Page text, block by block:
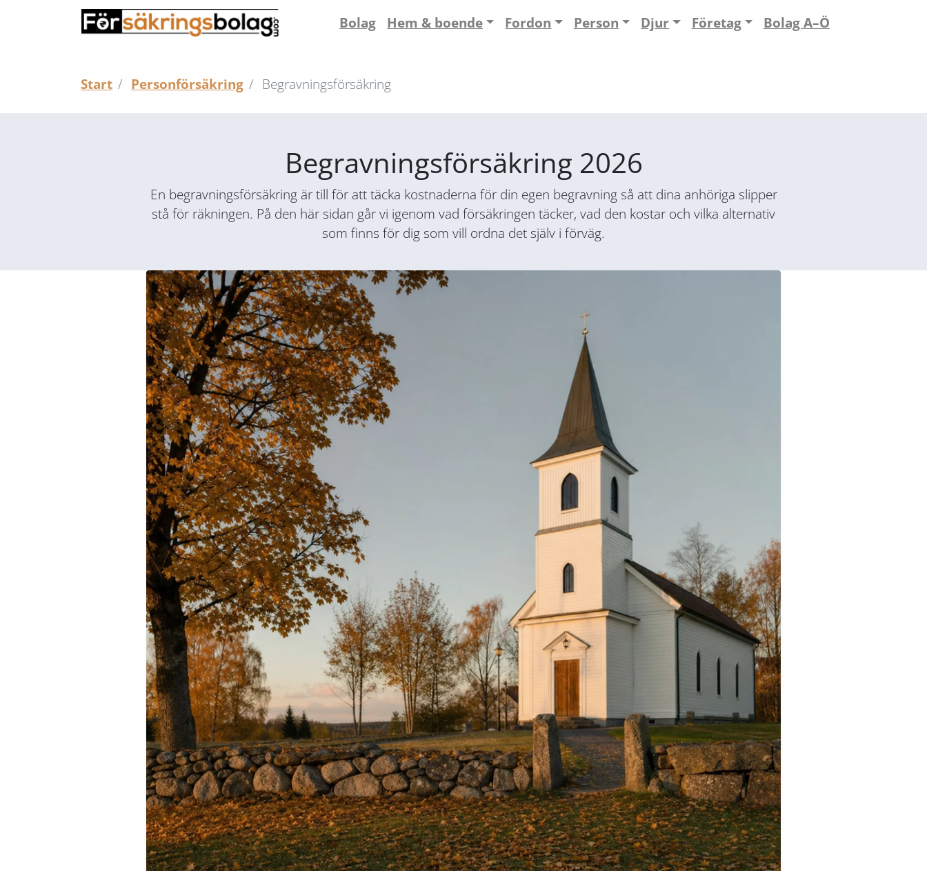
Bolag Hem & boende Fordon Person Djur Företag Bolag A–Ö
Start Personförsäkring Begravningsförsäkring
Begravningsförsäkring 2026
En begravningsförsäkring är till för att täcka kostnaderna för din egen begravning så att dina anhöriga slipper
stå för räkningen. På den här sidan går vi igenom vad försäkringen täcker, vad den kostar och vilka alternativ
som finns för dig som vill ordna det själv i förväg.